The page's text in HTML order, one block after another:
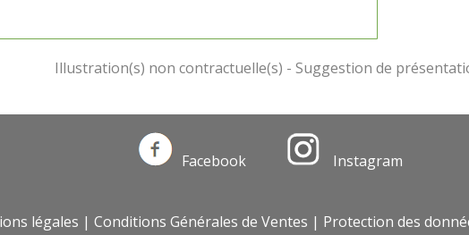
Instagram
Facebook
légales | Conditions Générales de Ventes | Protection des